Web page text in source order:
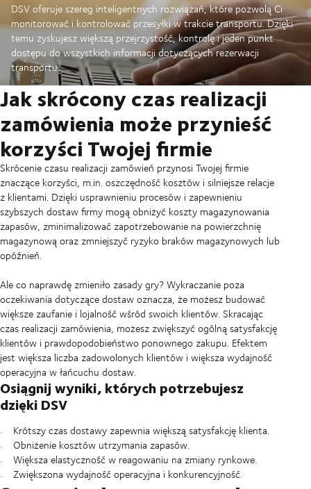
DSV oferuje szereg inteligentnych rozwiązań, które pozwolą Ci
monitorować i kontrolować przesyłki w trakcie transportu. Dzięki
temu zyskujesz większą przejrzystość, kontrolę i jeden punkt
dostępu do wszystkich informacji dotyczących rezerwacji
transportu.
Jak skrócony czas realizacji
zamówienia może przynieść
korzyści Twojej firmie
Skrócenie czasu realizacji zamówień przynosi Twojej firmie
znaczące korzyści, m.in. oszczędność kosztów i silniejsze relacje
z klientami. Dzięki usprawnieniu procesów i zapewnieniu
szybszych dostaw firmy mogą obniżyć koszty magazynowania
zapasów, zminimalizować zapotrzebowanie na powierzchnię
magazynową oraz zmniejszyć ryzyko braków magazynowych lub
opóźnień.
Ale co naprawdę zmieniło zasady gry? Wykraczanie poza
oczekiwania dotyczące dostaw oznacza, że możesz budować
większe zaufanie i lojalność wśród swoich klientów. Skracając
czas realizacji zamówienia, możesz zwiększyć ogólną satysfakcję
klientów i prawdopodobieństwo ponownego zakupu. Efektem
jest większa liczba zadowolonych klientów i większa wydajność
operacyjna w łańcuchu dostaw.
Osiągnij wyniki, których potrzebujesz
dzięki DSV
Krótszy czas dostawy zapewnia większą satysfakcję klienta.
Obniżenie kosztów utrzymania zapasów.
Większa elastyczność w reagowaniu na zmiany rynkowe.
Zwiększona wydajność operacyjna i konkurencyjność.